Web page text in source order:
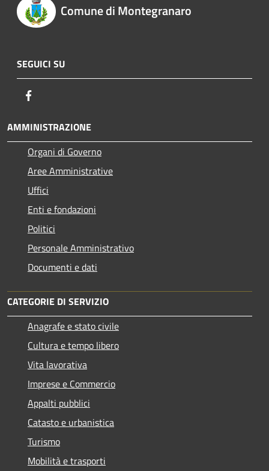
Comune di Montegranaro
SEGUICI SU
AMMINISTRAZIONE
Organi di Governo
Aree Amministrative
Uffici
Enti e fondazioni
Politici
Personale Amministrativo
Documenti e dati
CATEGORIE DI SERVIZIO
Anagrafe e stato civile
Cultura e tempo libero
Vita lavorativa
Imprese e Commercio
Appalti pubblici
Catasto e urbanistica
Turismo
Mobilità e trasporti